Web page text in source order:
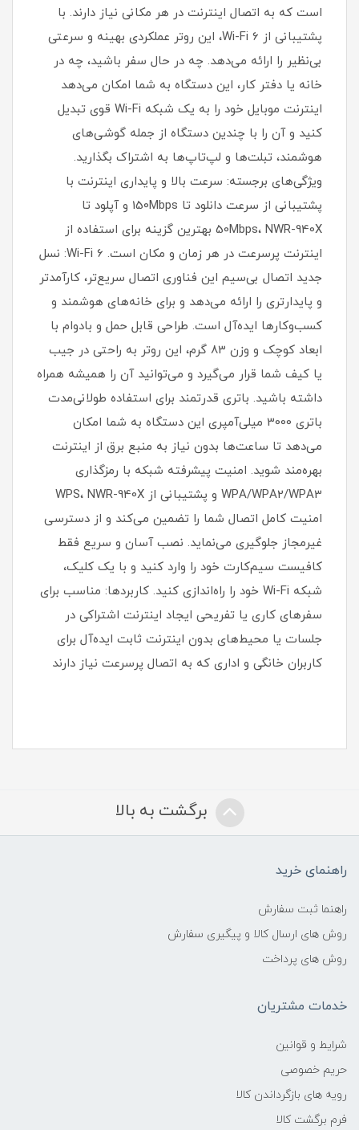
است که به اتصال اینترنت در هر مکانی نیاز دارند. با
پشتیبانی از Wi-Fi 6، این روتر عملکردی بهینه و سرعتی
بی‌نظیر را ارائه می‌دهد. چه در حال سفر باشید، چه در
خانه یا دفتر کار، این دستگاه به شما امکان می‌دهد
اینترنت موبایل خود را به یک شبکه Wi-Fi قوی تبدیل
کنید و آن را با چندین دستگاه از جمله گوشی‌های
هوشمند، تبلت‌ها و لپ‌تاپ‌ها به اشتراک بگذارید.
ویژگی‌های برجسته: سرعت بالا و پایداری اینترنت با
پشتیبانی از سرعت دانلود تا 150Mbps و آپلود تا
50Mbps، NWR-940X بهترین گزینه برای استفاده از
اینترنت پرسرعت در هر زمان و مکان است. Wi-Fi 6: نسل
جدید اتصال بی‌سیم این فناوری اتصال سریع‌تر، کارآمدتر
و پایدارتری را ارائه می‌دهد و برای خانه‌های هوشمند و
کسب‌وکارها ایده‌آل است. طراحی قابل حمل و بادوام با
ابعاد کوچک و وزن 83 گرم، این روتر به راحتی در جیب
یا کیف شما قرار می‌گیرد و می‌توانید آن را همیشه همراه
داشته باشید. باتری قدرتمند برای استفاده طولانی‌مدت
باتری 3000 میلی‌آمپری این دستگاه به شما امکان
می‌دهد تا ساعت‌ها بدون نیاز به منبع برق از اینترنت
بهره‌مند شوید. امنیت پیشرفته شبکه با رمزگذاری
WPA/WPA2/WPA3 و پشتیبانی از WPS، NWR-940X
امنیت کامل اتصال شما را تضمین می‌کند و از دسترسی
غیرمجاز جلوگیری می‌نماید. نصب آسان و سریع فقط
کافیست سیم‌کارت خود را وارد کنید و با یک کلیک،
شبکه Wi-Fi خود را راه‌اندازی کنید. کاربردها: مناسب برای
سفرهای کاری یا تفریحی ایجاد اینترنت اشتراکی در
جلسات یا محیط‌های بدون اینترنت ثابت ایده‌آل برای
کاربران خانگی و اداری که به اتصال پرسرعت نیاز دارند
برگشت به بالا
راهنمای خرید
راهنما ثبت سفارش
روش های ارسال کالا و پیگیری سفارش
روش های پرداخت
خدمات مشتریان
شرایط و قوانین
حریم خصوصی
رویه های بازگرداندن کالا
فرم برگشت کالا